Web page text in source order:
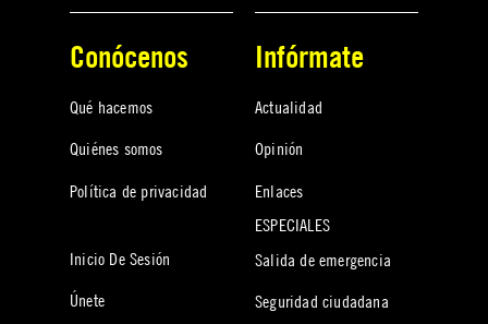
Conócenos
Qué hacemos
Quiénes somos
Política de privacidad
Inicio De Sesión
Únete
Infórmate
Actualidad
Opinión
Enlaces
ESPECIALES
Salida de emergencia
Seguridad ciudadana